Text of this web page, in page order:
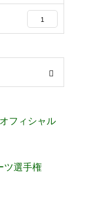
1
フィシャル
ツ選手権